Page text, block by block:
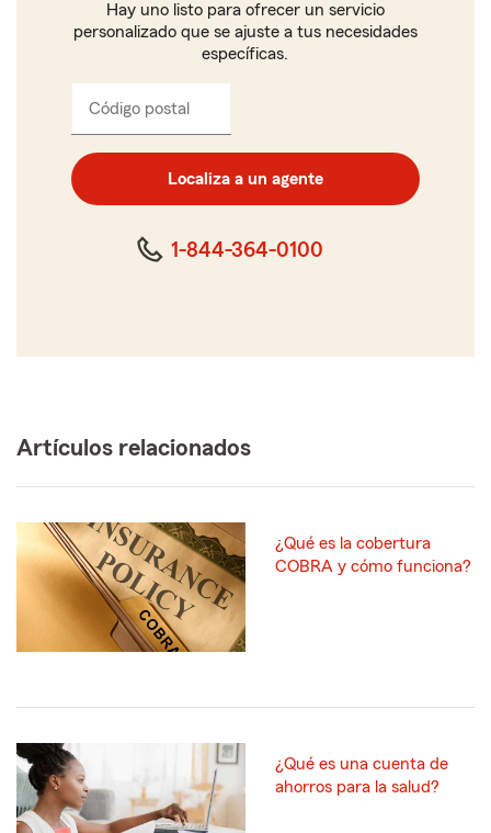
Hay uno listo para ofrecer un servicio
personalizado que se ajuste a tus necesidades
específicas.
Código postal
código
postal
de
cinco
Localiza a un agente
1-844-364-0100
Artículos relacionados
¿Qué es la cobertura
COBRA y cómo funciona?
¿Qué es una cuenta de
ahorros para la salud?